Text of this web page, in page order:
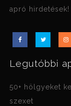
apró hirdetések!
Legutóbbi
50+ hölgyeket
szexet